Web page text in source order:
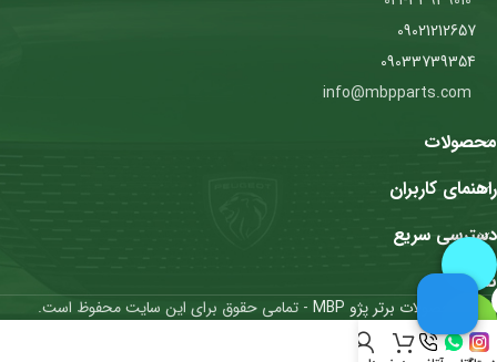
09021212657
09033739354
محصولات
راهنمای کاربران
دسترسی سریع
نمادها
محصولات برتر پژو MBP - تمامی حقوق برای این سایت محفوظ است.